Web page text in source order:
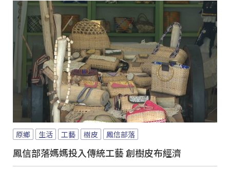
原鄉 生活 工藝 樹皮 鳳信部落
鳳信部落媽媽投入傳統工藝 創樹皮布經濟